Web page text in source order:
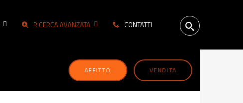
RICERCA AVANZATA CONTATTI
AFFITTO VENDITA